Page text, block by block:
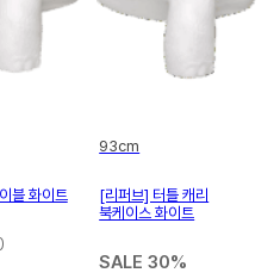
블 화이트
93cm
[리퍼브] 터틀 캐리
북케이스 화이트
SALE 30%